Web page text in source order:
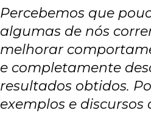
Percebemos que
algumas de nós
melhorar
e completamente
resultados obtidos.
exemplos e